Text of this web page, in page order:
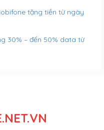
tặng tiền từ ngày
30% – đến 50% data từ